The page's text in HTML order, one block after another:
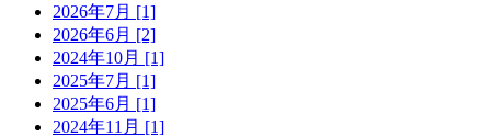
2026年7月 [1]
2026年6月 [2]
2024年10月 [1]
2025年7月 [1]
2025年6月 [1]
2024年11月 [1]